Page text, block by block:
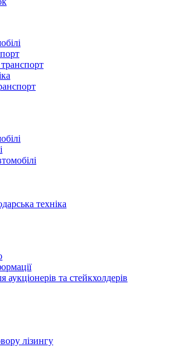
техніка
аукціонерів та стейкхолдерів
лізингу